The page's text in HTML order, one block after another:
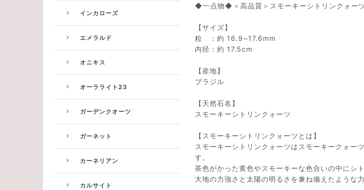
◆一点物◆＜高品質＞スモーキーシトリンクォー
【サイズ】
粒 ：約 16.9~17.6mm
内径：約 17.5cm
【産地】
ブラジル
【天然石名】
スモーキーシトリンクォーツ
【スモーキーシトリンクォーツとは】
スモーキーシトリンクォーツはスモーキークォー
す。
茶色がかった黄色やスモーキーな色合いの中にシ
大地の力強さと太陽の明るさを兼ね備えたような
インカローズ
エメラルド
オニキス
オーラライト23
ガーデンクオーツ
ガーネット
カーネリアン
カルサイト